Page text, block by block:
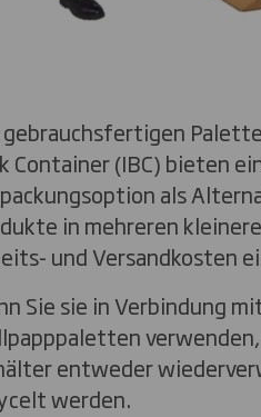
gebrauchsfertigen
Container (IBC) bieten
als
in mehreren
und Versandkosten
Sie sie in Verbindung
entweder
werden.